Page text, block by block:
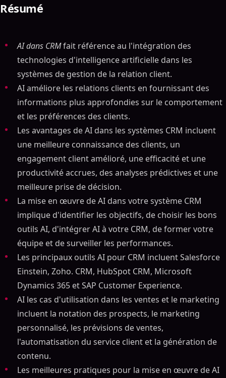
Résumé
AI dans CRMfait référence au l'intégration des
technologies d'intelligence artificielle dans les
systèmes de gestion de la relation client.
AI améliore les relations clients en fournissant des
informations plus approfondies sur le comportement
et les préférences des clients.
Les avantages de AI dans les systèmes CRM incluent
une meilleure connaissance des clients, un
engagement client amélioré, une efficacité et une
productivité accrues, des analyses prédictives et une
meilleure prise de décision.
La mise en œuvre de AI dans votre système CRM
implique d'identifier les objectifs, de choisir les bons
outils AI, d'intégrer AI à votre CRM, de former votre
équipe et de surveiller les performances.
Les principaux outils AI pour CRM incluent Salesforce
Einstein, Zoho. CRM, HubSpot CRM, Microsoft
Dynamics 365 et SAP Customer Experience.
AI les cas d'utilisation dans les ventes et le marketing
incluent la notation des prospects, le marketing
personnalisé, les prévisions de ventes,
l'automatisation du service client et la génération de
contenu.
Les meilleures pratiques pour la mise en œuvre de AI